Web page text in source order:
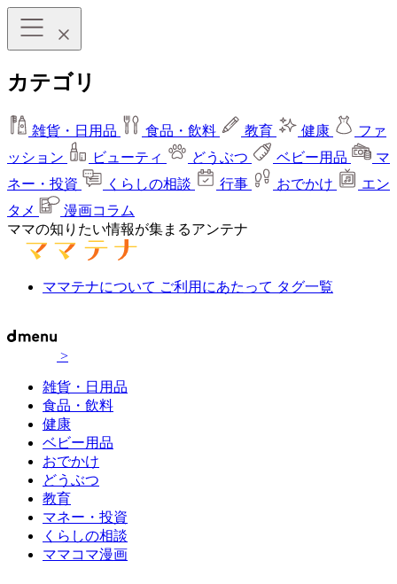
カテゴリ
雑貨・日用品 食品・飲料 教育 健康
ファ
ッション
ビューティ どうぶつ ベビー用品
マ
ネー・投資
くらしの相談 行事 おでかけ
エン
タメ
漫画コラム
ママの知りたい情報が集まるアンテナ
ママテナについて ご利用にあたって タグ一覧
>
雑貨・日用品
食品・飲料
健康
ベビー用品
おでかけ
どうぶつ
教育
マネー・投資
くらしの相談
ママコマ漫画